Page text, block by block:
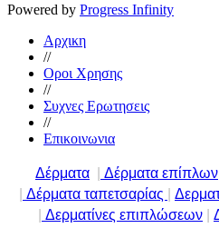
Powered by Progress Infinity
Αρχικη
//
Οροι Χρησης
//
Συχνες Ερωτησεις
//
Επικοινωνια
Δέρματα Δέρματα επίπλων
Δέρματα ταπετσαρίας
Δερματίνες επιπλώσεων